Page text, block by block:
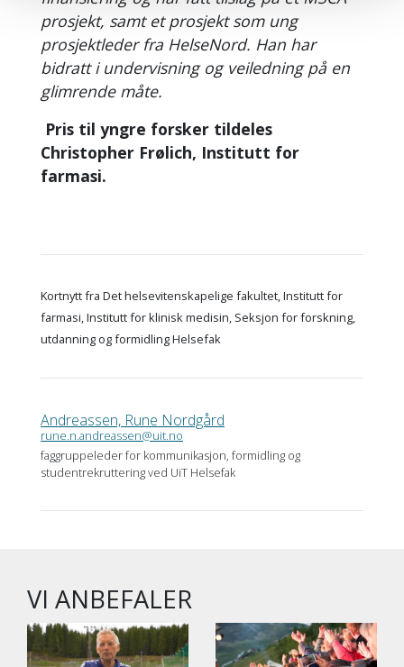
prosjekt, samt et prosjekt som ung
prosjektleder fra HelseNord. Han har
bidratt i undervisning og veiledning på en
glimrende måte.
Pris til yngre forsker tildeles
Christopher Frølich, Institutt for
farmasi.
Kortnytt fra Det helsevitenskapelige fakultet, Institutt for
farmasi, Institutt for klinisk medisin, Seksjon for forskning,
utdanning og formidling Helsefak
Andreassen, Rune Nordgård
rune.n.andreassen@uit.no
faggruppeleder for kommunikasjon, formidling og
studentrekruttering ved UiT Helsefak
VI ANBEFALER